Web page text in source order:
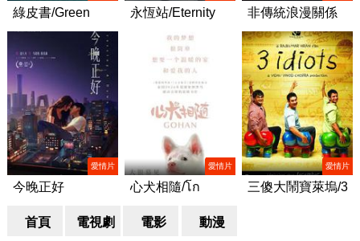
綠皮書/Green
Book
永恆站/Eternity 非傳統浪漫關係
愛情片
今晚正好
愛情片
心犬相隨/โก
愛情片
三傻大鬧寶萊塢/3
首頁
電視劇 電影 動漫